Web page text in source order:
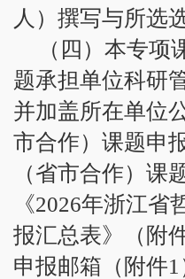
人）撰写与所选
（四）本专
题承担单位科研
并加盖所在单位
市合作）课题申
（省市合作）课
《2026年浙江
报汇总表》（附
申报邮箱（附件